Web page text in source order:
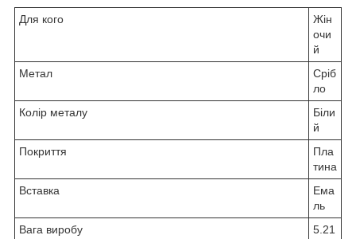
Для кого
Жін
очи
й
Метал
Сріб
ло
Колір металу
Біли
й
Покриття
Пла
тина
Вставка
Ема
ль
Вага виробу
5.21